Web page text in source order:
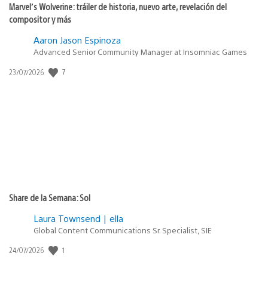
Marvel’s Wolverine: tráiler de historia, nuevo arte, revelación del
compositor y más
Aaron Jason Espinoza
Advanced Senior Community Manager at Insomniac Games
Fecha
23/07/2026 7
Share de la Semana: Sol
Laura Townsend | ella
Global Content Communications Sr. Specialist, SIE
Fecha
24/07/2026 1